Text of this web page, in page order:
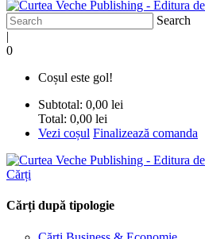
Search
|
0
Coșul este gol!
Subtotal: 0,00 lei
Total: 0,00 lei
Vezi coșul Finalizează comanda
Cărți
Cărți după tipologie